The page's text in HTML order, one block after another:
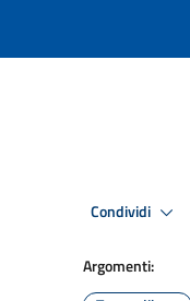
Condividi
Argomenti: